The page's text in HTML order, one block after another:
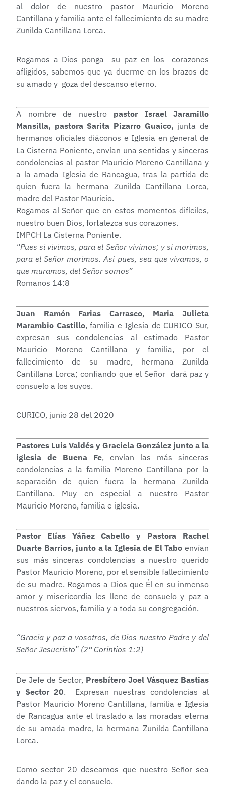
al dolor de nuestro pastor Mauricio Moreno
Cantillana y familia ante el fallecimiento de su madre
Zunilda Cantillana Lorca.
Rogamos a Dios ponga su paz en los corazones
afligidos, sabemos que ya duerme en los brazos de
su amado y goza del descanso eterno.
A nombre de nuestro pastor Israel Jaramillo
Mansilla, pastora Sarita Pizarro Guaico, junta de
hermanos oficiales diáconos e Iglesia en general de
La Cisterna Poniente, envían una sentidas y sinceras
condolencias al pastor Mauricio Moreno Cantillana y
a la amada Iglesia de Rancagua, tras la partida de
quien fuera la hermana Zunilda Cantillana Lorca,
madre del Pastor Mauricio.
Rogamos al Señor que en estos momentos difíciles,
nuestro buen Dios, fortalezca sus corazones.
IMPCH La Cisterna Poniente.
“Pues si vivimos, para el Señor vivimos; y si morimos,
para el Señor morimos. Así pues, sea que vivamos, o
que muramos, del Señor somos”
Romanos 14:8
Juan Ramón Farias Carrasco, Maria Julieta
Marambio Castillo, familia e Iglesia de CURICO Sur,
expresan sus condolencias al estimado Pastor
Mauricio Moreno Cantillana y familia, por el
fallecimiento de su madre, hermana Zunilda
Cantillana Lorca; confiando que el Señor dará paz y
consuelo a los suyos.
CURICO, junio 28 del 2020
Pastores Luis Valdés y Graciela González junto a la
iglesia de Buena Fe, envían las más sinceras
condolencias a la familia Moreno Cantillana por la
separación de quien fuera la hermana Zunilda
Cantillana. Muy en especial a nuestro Pastor
Mauricio Moreno, familia e iglesia.
Pastor Elías Yáñez Cabello y Pastora Rachel
Duarte Barrios, junto a la Iglesia de El Tabo envían
sus más sinceras condolencias a nuestro querido
Pastor Mauricio Moreno, por el sensible fallecimiento
de su madre. Rogamos a Dios que Él en su inmenso
amor y misericordia les llene de consuelo y paz a
nuestros siervos, familia y a toda su congregación.
“Gracia y paz a vosotros, de Dios nuestro Padre y del
Señor Jesucristo” (2° Corintios 1:2)
De Jefe de Sector, Presbítero Joel Vásquez Bastias
y Sector 20. Expresan nuestras condolencias al
Pastor Mauricio Moreno Cantillana, familia e Iglesia
de Rancagua ante el traslado a las moradas eterna
de su amada madre, la hermana Zunilda Cantillana
Lorca.
Como sector 20 deseamos que nuestro Señor sea
dando la paz y el consuelo.